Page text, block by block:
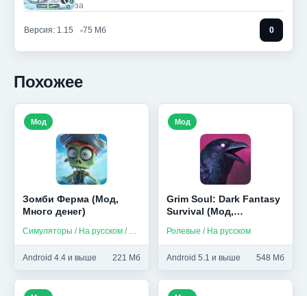
за
Версия: 1.15 75 Мб 0
Похожее
Зомби Ферма (Мод,
Много денег)
Симуляторы / На русском / Без интернета
Android 4.4 и выше 221 Мб
Мод
Grim Soul: Dark Fantasy
Survival (Мод,
Ролевые / На русском
Android 5.1 и выше 548 Мб
Мод